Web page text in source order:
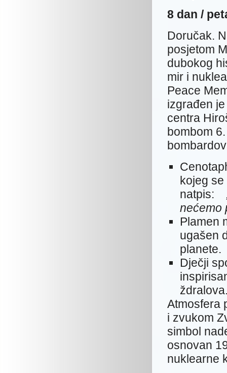
8 dan /
Doručak.
posjetom
dubokog
mir i
Peace
izgrađen
centra
bombom
kojeg
natpis:
nećemo
Plamen
ugašen
planete.
Dječji
Atmosfera
i zvukom
simbol
osnovan
nuklearne